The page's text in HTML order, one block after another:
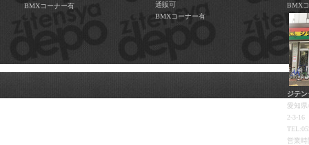
BMXコーナー有
通販可
BMXコーナー有
BMX
ジテ
愛知
2-3-16
営業時